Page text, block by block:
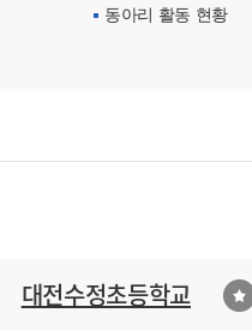
동아리 활동 현황
대전수정초등학교